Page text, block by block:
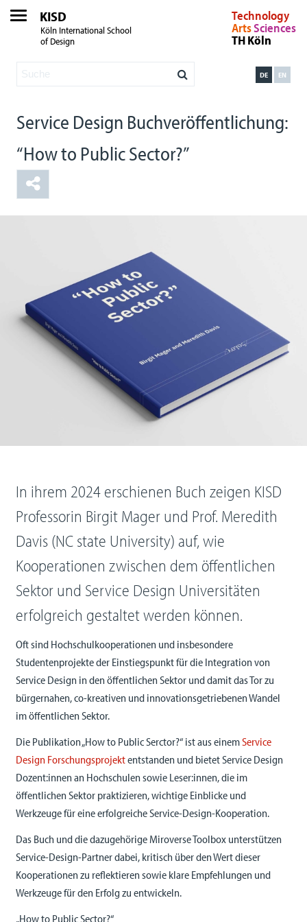
KISD
Köln International School
of Design
Technology
ArtsSciences
TH Köln
EN
DE
Service Design Buchveröffentlichung:
“How to Public Sector?”
In ihrem 2024 erschienen Buch zeigen KISD
Professorin Birgit Mager und Prof. Meredith
Davis (NC state University) auf, wie
Kooperationen zwischen dem öffentlichen
Sektor und Service Design Universitäten
erfolgreich gestaltet werden können.
Oft sind Hochschulkooperationen und insbesondere
Studentenprojekte der Einstiegspunkt für die Integration von
Service Design in den öffentlichen Sektor und damit das Tor zu
bürgernahen, co-kreativen und innovationsgetriebenen Wandel
im öffentlichen Sektor.
Die Publikation „How to Public Serctor?“ ist aus einemService
Design Forschungsprojektentstanden und bietet Service Design
Dozent:innen an Hochschulen sowie Leser:innen, die im
öffentlichen Sektor praktizieren, wichtige Einblicke und
Werkzeuge für eine erfolgreiche Service-Design-Kooperation.
Das Buch und die dazugehörige Miroverse Toolbox unterstützen
Service-Design-Partner dabei, kritisch über den Wert dieser
Kooperationen zu reflektieren sowie klare Empfehlungen und
Werkzeuge für den Erfolg zu entwickeln.
„How to Public Sector?“